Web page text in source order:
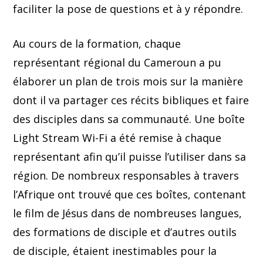
faciliter la pose de questions et à y répondre.
Au cours de la formation, chaque
représentant régional du Cameroun a pu
élaborer un plan de trois mois sur la manière
dont il va partager ces récits bibliques et faire
des disciples dans sa communauté. Une boîte
Light Stream Wi-Fi a été remise à chaque
représentant afin qu’il puisse l’utiliser dans sa
région. De nombreux responsables à travers
l’Afrique ont trouvé que ces boîtes, contenant
le film de Jésus dans de nombreuses langues,
des formations de disciple et d’autres outils
de disciple, étaient inestimables pour la